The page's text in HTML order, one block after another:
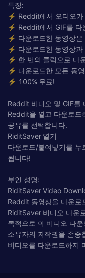
특징:
⚡ Reddit에서 오디오
⚡ Reddit에서 GIF를 다
⚡ 다운로드한 동영상
⚡ 다운로드한 동영상
⚡ 한 번의 클릭으로 다
⚡ 다운로드한 모든 동
⚡ 100% 무료!
Reddit 비디오 및 GIF를
Reddit을 열고 다운로드
공유를 선택합니다.
RiditSaver 열기
다운로드/붙여넣기를 누
됩니다!
부인 성명:
RiditSaver Video
Reddit 동영상을 다운로
RiditSaver 비디오 다운
목적으로 이 비디오 다
소유자의 저작권을 존중
비디오를 다운로드하지